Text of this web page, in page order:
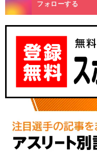
フォローする